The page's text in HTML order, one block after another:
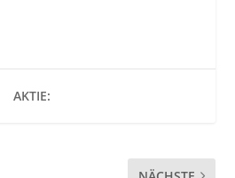
AKTIE: